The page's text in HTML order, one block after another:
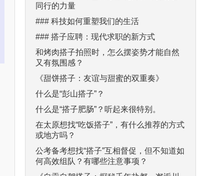
同行的力量
### 科技如何重塑我们的生活
### 搭子应聘：现代求职的新方式
和烤肉搭子拍照时，怎么摆姿势才能自然
又有氛围感？
《甜饼搭子：友谊与甜蜜的双重奏》
什么是“彭山搭子”？
什么是“搭子肥肠”？听起来很特别。
在太原想找“吃饭搭子”，有什么推荐的方式
或地方吗？
公考备考想找“搭子”互相督促，但不知道如
何高效组队？有哪些注意事项？